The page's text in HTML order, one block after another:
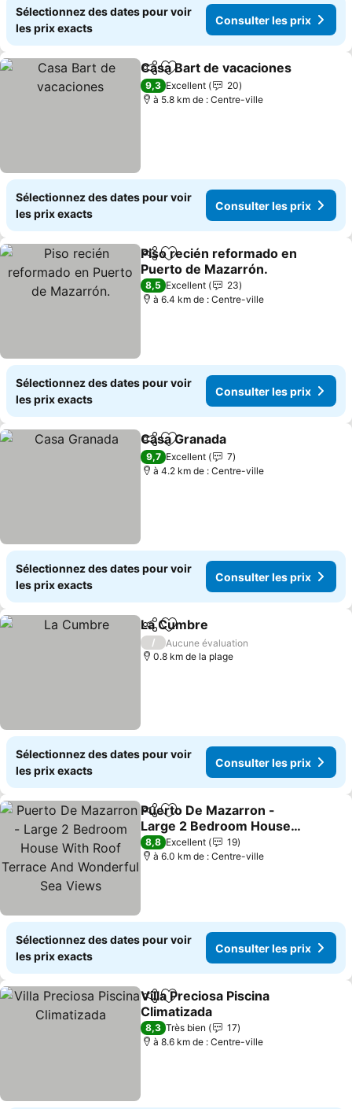
Sélectionnez des dates pour voir
les prix exacts
Consulter les prix
PartagerAjouter à mes favoris
Casa Bart de vacaciones
9,3 Excellent
20
à 5.8 km de : Centre-ville
Sélectionnez des dates pour voir
les prix exacts
Consulter les prix
PartagerAjouter à mes favoris
Piso recién reformado en
Puerto de Mazarrón.
Consulter les prix
8,5 Excellent
23
à 6.4 km de : Centre-ville
Sélectionnez des dates pour voir
les prix exacts
Consulter les prix
PartagerAjouter à mes favoris
Casa Granada
9,7 Excellent
7
à 4.2 km de : Centre-ville
Sélectionnez des dates pour voir
les prix exacts
Consulter les prix
PartagerAjouter à mes favoris
La Cumbre
/
Aucune évaluation
0.8 km de la plage
Sélectionnez des dates pour voir
les prix exacts
Consulter les prix
PartagerAjouter à mes favoris
Puerto De Mazarron -
Large 2 Bedroom House
With Roof Terrace And
Wonderful Sea Views
Consulter les prix
8,8 Excellent
19
à 6.0 km de : Centre-ville
Sélectionnez des dates pour voir
les prix exacts
Consulter les prix
PartagerAjouter à mes favoris
Villa Preciosa Piscina
Climatizada
Consulter les prix
8,3 Très bien
17
à 8.6 km de : Centre-ville